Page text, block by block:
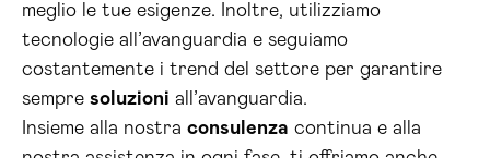
meglio le tue esigenze. Inoltre, utilizziamo
tecnologie all’avanguardia e seguiamo
costantemente i trend del settore per garantire
sempre soluzioni all’avanguardia.
Insieme alla nostra consulenza continua e alla